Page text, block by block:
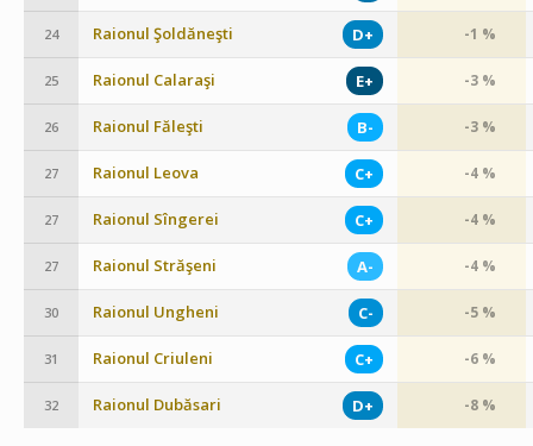
24 Raionul Şoldăneşti D+ -1 %
25 Raionul Calaraşi E+ -3 %
26 Raionul Făleşti B- -3 %
27 Raionul Leova C+ -4 %
27 Raionul Sîngerei C+ -4 %
27 Raionul Străşeni A- -4 %
30 Raionul Ungheni C- -5 %
31 Raionul Criuleni C+ -6 %
32 Raionul Dubăsari D+ -8 %